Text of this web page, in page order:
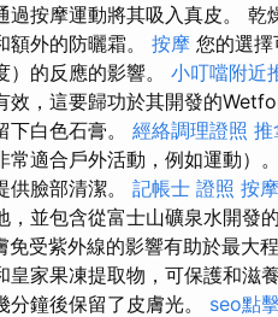
過按摩運動將其吸入真皮。 乾
額外的防曬霜。 按摩 您的選
的反應的影響。 小叮噹附近
效，這要歸功於其開發的
下白色石膏。 經絡調理證照 推
常適合戶外活動，例如運動）
供臉部清潔。 記帳士 證照 按
，並包含從富士山礦泉水開發
免受紫外線的影響有助於最大
皇家果凍提取物，可保護和滋
鐘後保留了皮膚光。 seo點